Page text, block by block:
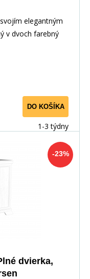
elegantným
v dvoch farebný
DO KOŠÍKA
1-3 týdny
-23%
dvierka,